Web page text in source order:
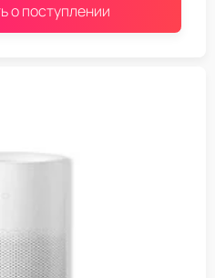
о поступлении